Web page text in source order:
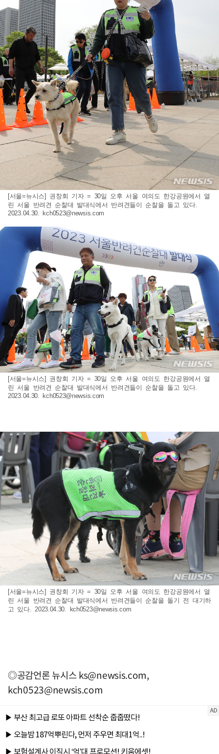
[서울=뉴시스] 권창회 기자 = 30일 오후 서울 여의도 한강공원에서 열
린 서울 반려견 순찰대 발대식에서 반려견들이 순찰을 돌고 있다.
2023.04.30. kch0523@newsis.com
[서울=뉴시스] 권창회 기자 = 30일 오후 서울 여의도 한강공원에서 열
린 서울 반려견 순찰대 발대식에서 반려견들이 순찰을 돌고 있다.
2023.04.30.
kch0523@newsis.com
[서울=뉴시스] 권창회 기자 = 30일 오후 서울 여의도 한강공원에서 열
린 서울 반려견 순찰대 발대식에서 반려견들이 순찰을 돌기 전 대기하
고 있다. 2023.04.30.
kch0523@newsis.com
◎공감언론 뉴시스ks@newsis.com,
kch0523@newsis.com